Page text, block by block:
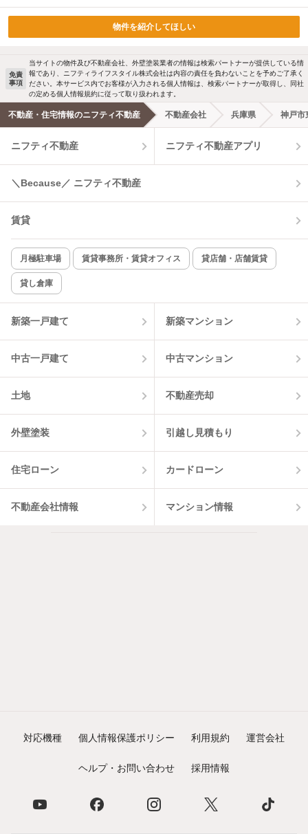
物件を紹介してほしい
免責
事項
当サイトの物件及び不動産会社、外壁塗装業者の情報は検索パートナーが提供している情
報であり、ニフティライフスタイル株式会社は内容の責任を負わないことを予めご了承く
ださい。本サービス内でお客様が入力される個人情報は、検索パートナーが取得し、同社
の定める個人情報規約に従って取り扱われます。
不動産・住宅情報のニフティ不動産 不動産会社 兵庫県 神戸市
ニフティ不動産 ニフティ不動産アプリ
＼Because／ ニフティ不動産
賃貸
月極駐車場 賃貸事務所・賃貸オフィス 貸店舗・店舗賃貸
貸し倉庫
新築一戸建て 新築マンション
中古一戸建て 中古マンション
土地 不動産売却
外壁塗装 引越し見積もり
住宅ローン カードローン
不動産会社情報 マンション情報
対応機種 個人情報保護ポリシー 利用規約 運営会社
ヘルプ・お問い合わせ 採用情報